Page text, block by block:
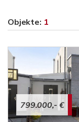
Objekte: 1
799.000,- €